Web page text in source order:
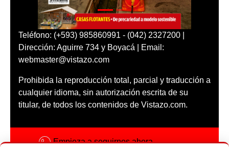
Teléfono: (+593) 985860991 - (042) 2327200 |
Dirección: Aguirre 734 y Boyacá | Email:
webmaster@vistazo.com
Prohibida la reproducción total, parcial y traducción a
cualquier idioma, sin autorización escrita de su
titular, de todos los contenidos de Vistazo.com.
Empieza a seguirnos ahora